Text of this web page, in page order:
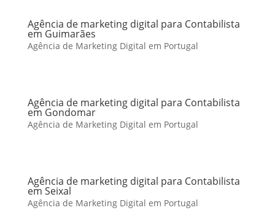
Agência de marketing digital para Contabilista
em Guimarães
Agência de Marketing Digital em Portugal
Agência de marketing digital para Contabilista
em Gondomar
Agência de Marketing Digital em Portugal
Agência de marketing digital para Contabilista
em Seixal
Agência de Marketing Digital em Portugal